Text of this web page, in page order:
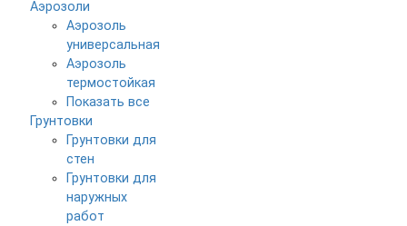
Аэрозоли
Аэрозоль
универсальная
Аэрозоль
термостойкая
Показать все
Грунтовки
Грунтовки для
стен
Грунтовки для
наружных
работ